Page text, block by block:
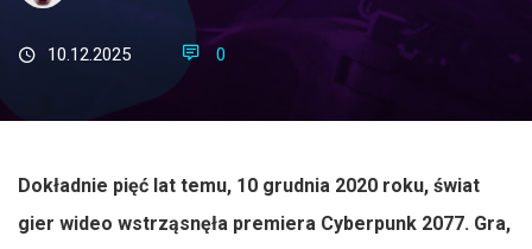
10.12.2025 0
Dokładnie pięć lat temu, 10 grudnia 2020 roku, świat
gier wideo wstrząsnęła premiera Cyberpunk 2077. Gra,